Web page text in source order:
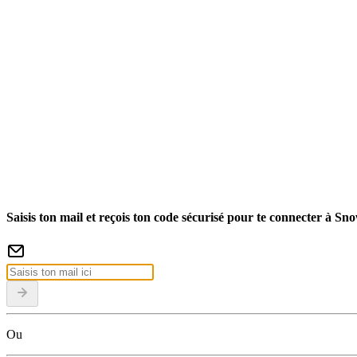
Saisis ton mail et reçois ton code sécurisé pour te connecter à
Ou